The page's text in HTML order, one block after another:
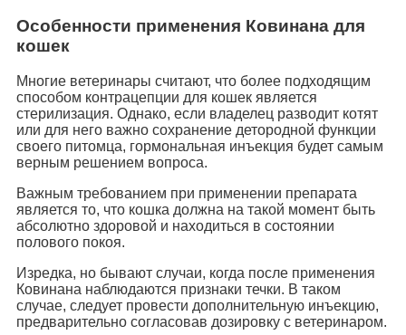
Особенности применения Ковинана для
кошек
Многие ветеринары считают, что более подходящим
способом контрацепции для кошек является
стерилизация. Однако, если владелец разводит котят
или для него важно сохранение детородной функции
своего питомца, гормональная инъекция будет самым
верным решением вопроса.
Важным требованием при применении препарата
является то, что кошка должна на такой момент быть
абсолютно здоровой и находиться в состоянии
полового покоя.
Изредка, но бывают случаи, когда после применения
Ковинана наблюдаются признаки течки. В таком
случае, следует провести дополнительную инъекцию,
предварительно согласовав дозировку с ветеринаром.